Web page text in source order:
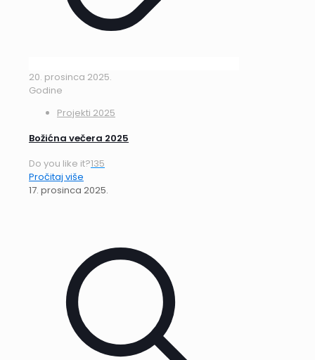
20. prosinca 2025.
Godine
Projekti 2025
Božićna večera 2025
Do you like it?135
Pročitaj više
17. prosinca 2025.